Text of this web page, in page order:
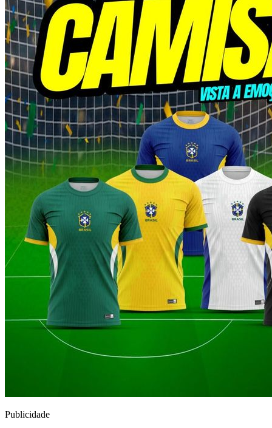
Publicidade